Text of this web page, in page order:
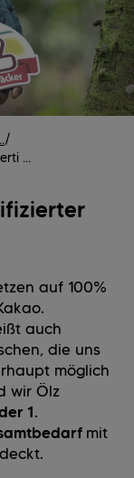
/
...
auf 100%
auch
die uns
möglich
wir Ölz
1.
mit
deckt.